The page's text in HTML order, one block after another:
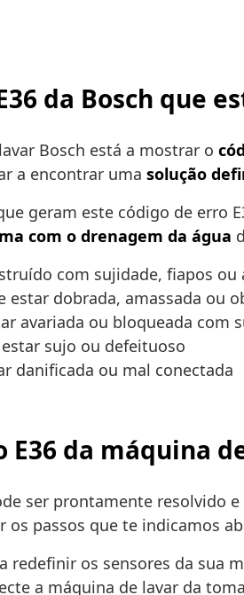
da Bosch que
Bosch está a mostrar o
a encontrar uma solução
geram este código de erro
com o drenagem da água
com sujidade, fiapos
estar dobrada, amassada ou
avariada ou bloqueada com
sujo ou defeituoso
danificada ou mal conectada
da máquina
ser prontamente resolvido
os passos que te indicamos
redefinir os sensores da sua
a máquina de lavar da